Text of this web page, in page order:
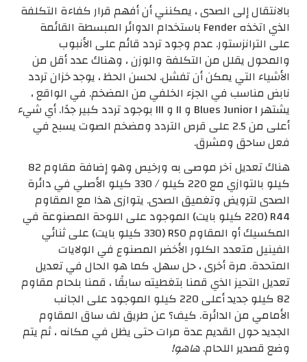
بالانتقال إلى الصدى ، يمكنني أن أفهم قرار كفاءة التكلفة
الذي اتخذه Fender باستخدام الدوائر المبسطة القائمة
على الترانزستور. عدم وجود تردد قائم على الأنبوب
والمحول يقلل من التكلفة والوزن ، وهناك عدد أقل من
الأشياء التي يمكن أن تفشل. لحسن الحظ ، يوجد خزان تردد
نابض مناسب في الجزء الخلفي من المضخم. في الواقع ،
يشتهر Blues Junior I و II و III بوجود تردد كبير جدًا. أي شيء
أعلى من 2.5 على قرص التردد ومضخم الصوت يسبح في
فعل ساحق ومشرق.
هناك تعديل آخر موصى به ورخيص وهو إضافة مقاوم 82
كيلو بالتوازي مع 220 كيلو / 330 كيلو الأصلي في دائرة
الصدى لترويض وتغميق الصدى. يتوازى هذا مع المقاوم
R44 (220 كيلو بايت) الموجود على اللوحة المصنوعة في
المكسيك أو المقاوم R50 (330 كيلو بايت) على ثنائي
الفينيل متعدد الكلور الأخضر المصنوع في الولايات
المتحدة. مرة أخرى ، حل سهل. كما هو الحال في تعديل
تعديل التحيز الذي قمنا بتغطيته سابقًا ، قمنا بلحام مقاوم
82 كيلو جديد أعلى 220 كيلو الموجود على الجانب
الأمامي من الدائرة. كيف؟ عن طريق لف ساق المقاوم
الجديد حول القديم عدة مرات حتى يظل في مكانه ، ثم يتم
وضع قصدير اللحام.هاهو!